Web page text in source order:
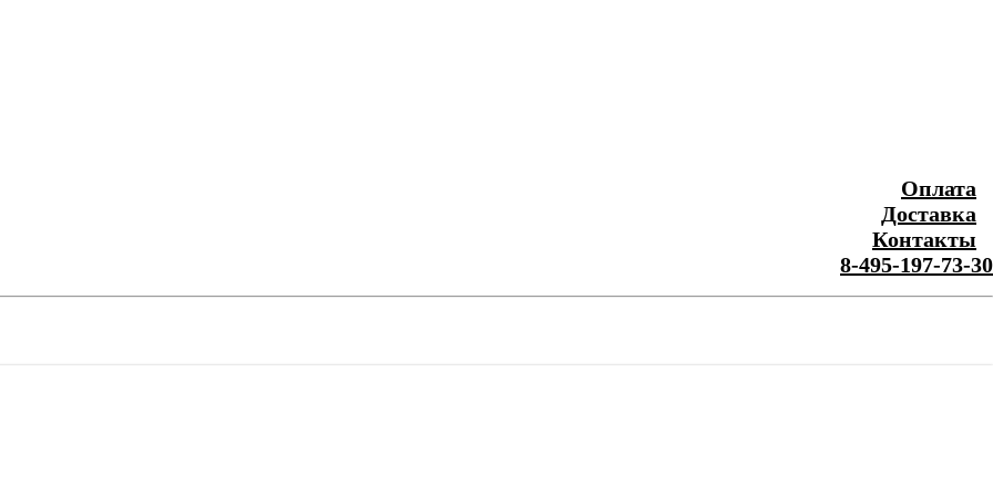
Оплата
Доставка
Контакты
8-495-197-73-30